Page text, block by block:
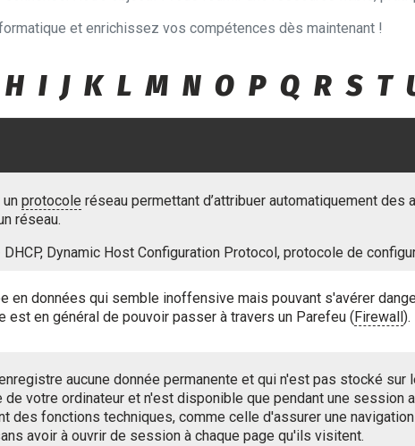
et enrichissez vos compétences dès maintenant !
H I J K L M N O P Q R S T
protocole réseau permettant d’attribuer automatiquement
réseau.
Dynamic Host Configuration Protocol, protocole de
en données qui semble inoffensive mais pouvant s'avérer
est en général de pouvoir passer à travers un Parefeu ( Firewall ).
aucune donnée permanente et qui n'est pas stocké
de votre ordinateur et n'est disponible que pendant une
des fonctions techniques, comme celle d'assurer une
avoir à ouvrir de session à chaque page qu'ils visitent.